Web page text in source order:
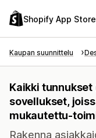
Shopify App Store
Kaupan suunnittelu
Kaikki
sovellukset,
mukautettu-
Rakenna